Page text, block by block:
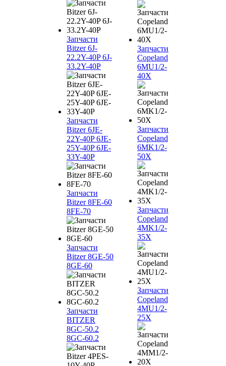
Запчасти
Bitzer 6J-
22.2Y-40P 6J-
33.2Y-40P
Запчасти
Bitzer 6JE-
22Y-40P 6JE-
25Y-40P 6JE-
33Y-40P
Запчасти
Bitzer 8FE-60
8FE-70
Запчасти
Bitzer 8GE-50
8GE-60
Запчасти
BITZER
8GC-50.2
8GC-60.2
Запчасти
Copeland
6MU1/2-
40X
Запчасти
Copeland
6MK1/2-
50X
Запчасти
Copeland
4MK1/2-
35X
Запчасти
Copeland
4MU1/2-
25X